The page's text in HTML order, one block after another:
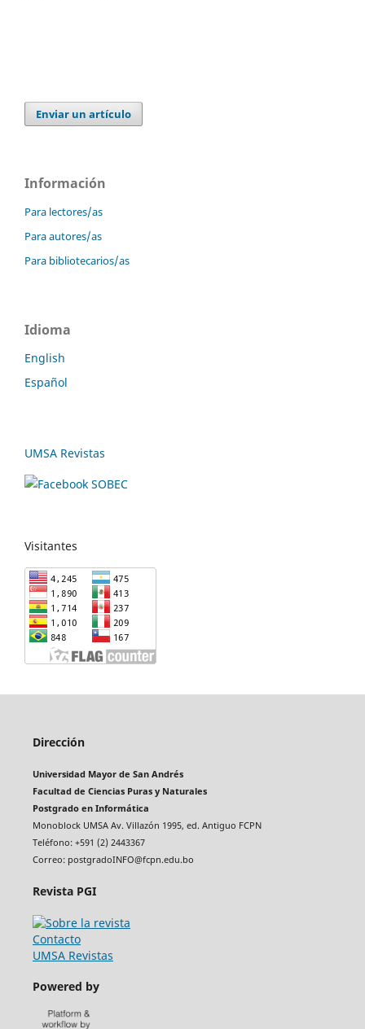
Enviar un artículo
Información
Para lectores/as
Para autores/as
Para bibliotecarios/as
Idioma
English
Español
UMSA Revistas
Visitantes
Dirección
Universidad Mayor de San Andrés
Facultad de Ciencias Puras y Naturales
Postgrado en Informática
Monoblock UMSA Av. Villazón 1995, ed. Antiguo FCPN
Teléfono: +591 (2) 2443367
Correo: postgradoINFO@fcpn.edu.bo
Revista PGI
Contacto
UMSA Revistas
Powered by